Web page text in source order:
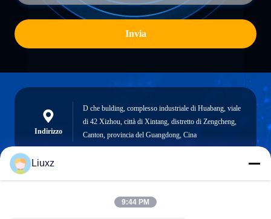
Invia
Indirizzo
D che bulding, complesso industriale di Huabang, viale
di 42 Xizhou, città di Xintang, distretto di Zengcheng,
Canton, provincia del Guangdong, Cina
liuxz@wyatm.com
Liuxz
9:44 PM